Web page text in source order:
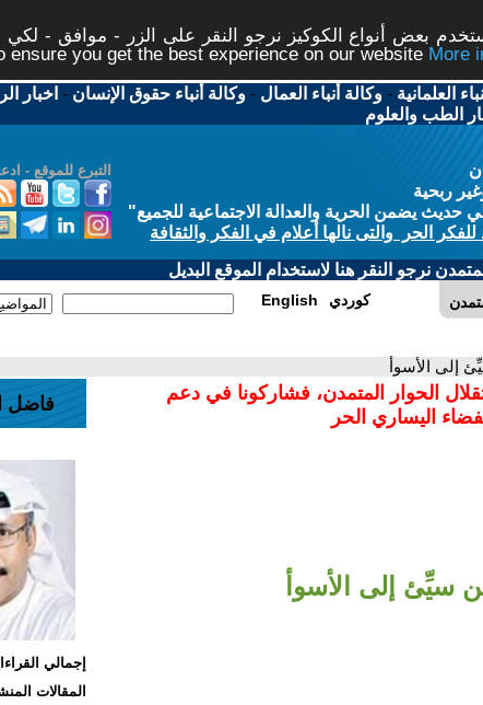
بعض أنواع الكوكيز نرجو النقر على الزر - موافق - لكي
you get the best experience on our website
العلمانية -وكالة أنباء العمال -وكالة أنباء حقوق الإنسان - اخبار
الطب والعلوم
التبرع للموقع -
ربحية
يضمن الحرية والعدالة الاجتماعية للجميع"
الحر والتى نالها أعلام في الفكر والثقافة
نرجو النقر هنا لاستخدام الموقع البديل
English كوردي
إلى الأسوأ
الحوار المتمدن، فشاركونا في دعم
اليساري الحر
سيِّئ إلى الأسوأ
فاضل
إجمالي القراءات:
المقالات